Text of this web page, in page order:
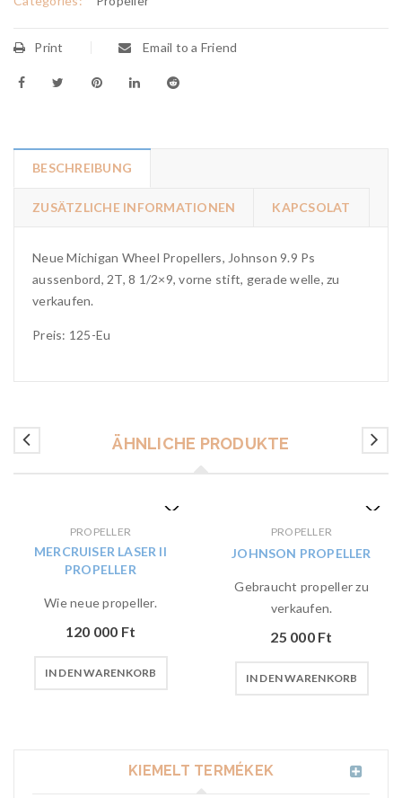
Print Email to a Friend
BESCHREIBUNG
ZUSÄTZLICHE INFORMATIONEN KAPCSOLAT
Neue Michigan Wheel Propellers, Johnson 9.9 Ps
aussenbord, 2T, 8 1/2×9, vorne stift, gerade welle, zu
verkaufen.
Preis: 125-Eu
ÄHNLICHE PRODUKTE
PROPELLER
MERCRUISER LASER II
PROPELLER
Wie neue propeller.
120 000 Ft
IN DEN WARENKORB
PROPELLER
JOHNSON PROPELLER
Gebraucht propeller zu
verkaufen.
25 000 Ft
IN DEN WARENKORB
KIEMELT TERMÉKEK